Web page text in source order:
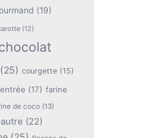
(19)
(12)
courgette(15)
entrée (17) farine
de coco(13)
(22)